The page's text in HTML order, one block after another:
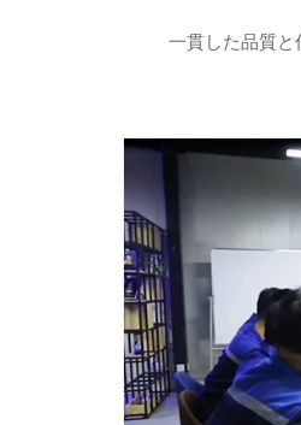
一貫した品質